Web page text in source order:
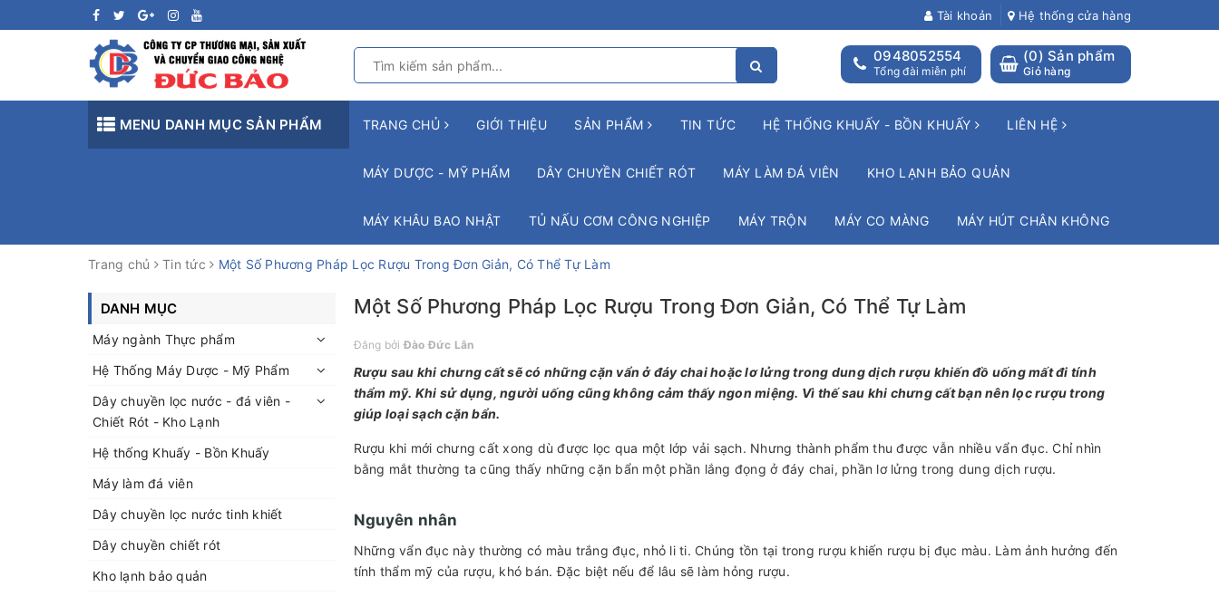
Tài khoản Hệ thống cửa hàng
(0) Sản phẩm
Giỏ hàng
0948052554
Tổng đài miễn phí
MENU DANH MỤC SẢN PHẨM TRANG CHỦ GIỚI THIỆU SẢN PHẨM TIN TỨC HỆ THỐNG KHUẤY - BỒN KHUẤY LIÊN HỆ
MÁY DƯỢC - MỸ PHẨM DÂY CHUYỀN CHIẾT RÓT MÁY LÀM ĐÁ VIÊN KHO LẠNH BẢO QUẢN
MÁY KHÂU BAO NHẬT TỦ NẤU CƠM CÔNG NGHIỆP MÁY TRỘN MÁY CO MÀNG MÁY HÚT CHÂN KHÔNG
Trang chủ Tin tức Một Số Phương Pháp Lọc Rượu Trong Đơn Giản, Có Thể Tự Làm
Một Số Phương Pháp Lọc Rượu Trong Đơn Giản, Có Thể Tự Làm
Đăng bởiĐào Đức Lân
Rượu sau khi chưng cất sẽ có những cặn vẩn ở đáy chai hoặc lơ lửng trong dung dịch rượu khiến đồ uống mất đi tính
thẩm mỹ. Khi sử dụng, người uống cũng không cảm thấy ngon miệng. Vì thế sau khi chưng cất bạn nên lọc rượu trong
giúp loại sạch cặn bẩn.
Rượu khi mới chưng cất xong dù được lọc qua một lớp vải sạch. Nhưng thành phẩm thu được vẫn nhiều vẩn đục. Chỉ nhìn
bằng mắt thường ta cũng thấy những cặn bẩn một phần lắng đọng ở đáy chai, phần lơ lửng trong dung dịch rượu.
Nguyên nhân
Những vẩn đục này thường có màu trắng đục, nhỏ li ti. Chúng tồn tại trong rượu khiến rượu bị đục màu. Làm ảnh hưởng đến
tính thẩm mỹ của rượu, khó bán. Đặc biệt nếu để lâu sẽ làm hỏng rượu.
DANH MỤC
Máy ngành Thực phẩm
Hệ Thống Máy Dược - Mỹ Phẩm
Dây chuyền lọc nước - đá viên -
Chiết Rót - Kho Lạnh
Hệ thống Khuấy - Bồn Khuấy
Máy làm đá viên
Dây chuyền lọc nước tinh khiết
Dây chuyền chiết rót
Kho lạnh bảo quản